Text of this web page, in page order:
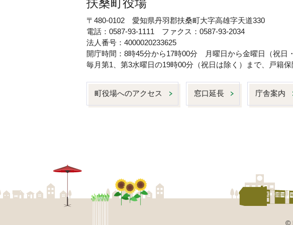
〒480-0102 愛知県丹羽郡扶桑町大字高雄字天道330
電話：0587-93-1111 ファクス：0587-93-2034
法人番号：4000020233625
開庁時間：8時45分から17時00分 月曜日から金曜日（祝日
毎月第1、第3水曜日の19時00分（祝日は除く）まで、戸籍
町役場へのアクセス 窓口延長 庁舎案内
©